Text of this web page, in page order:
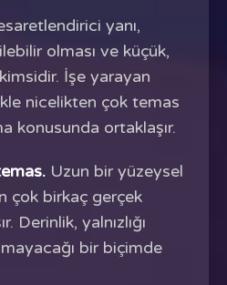
yanı,
olması ve küçük,
İşe yarayan
nicelikten çok temas
konusunda ortaklaşır.
Uzun bir yüzeysel
çok birkaç gerçek
Derinlik, yalnızlığı
bir biçimde